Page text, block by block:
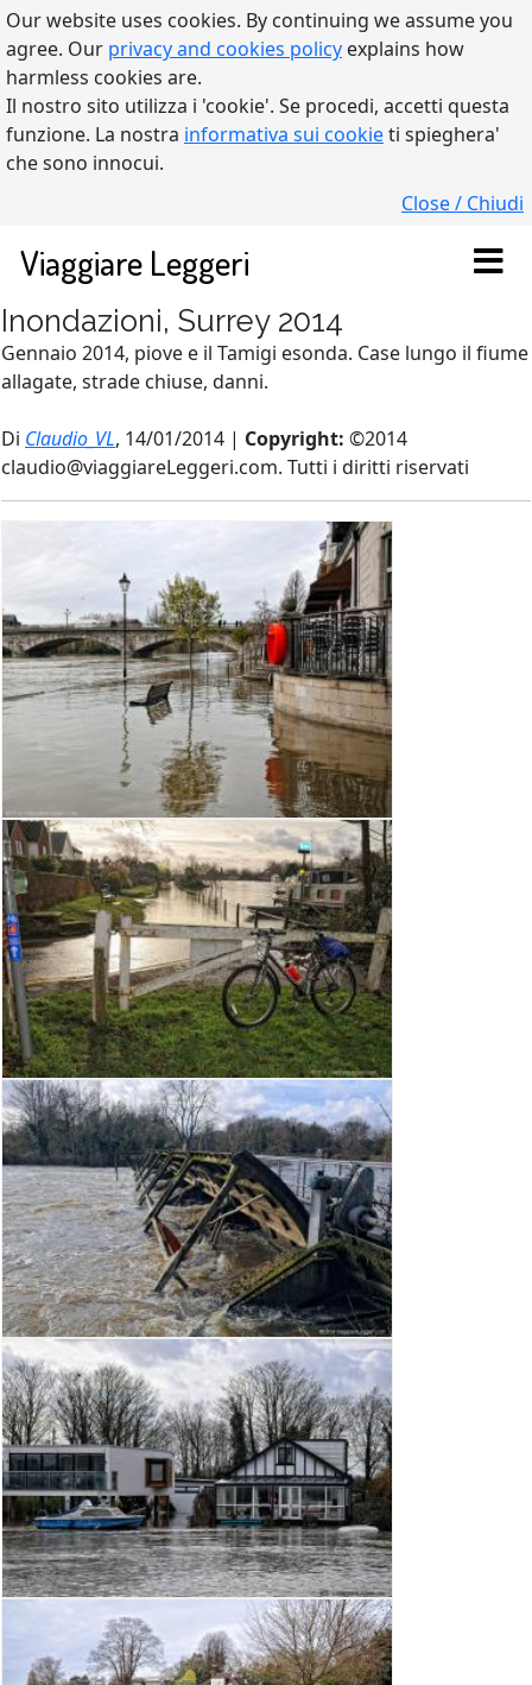
Our website uses cookies. By continuing we assume you
agree. Our privacy and cookies policy explains how
harmless cookies are.
Il nostro sito utilizza i 'cookie'. Se procedi, accetti questa
funzione. La nostra informativa sui cookieti spieghera'
che sono innocui.
Close / Chiudi
Viaggiare Leggeri
Inondazioni, Surrey 2014
Gennaio 2014, piove e il Tamigi esonda. Case lungo il fiume
allagate, strade chiuse, danni.
Di Claudio_VL, 14/01/2014 | Copyright: ©2014
claudio@viaggiareLeggeri.com. Tutti i diritti riservati